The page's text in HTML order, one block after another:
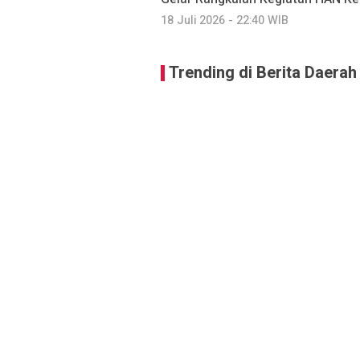
18 Juli 2026 - 22:40 WIB
Trending di Berita Daerah